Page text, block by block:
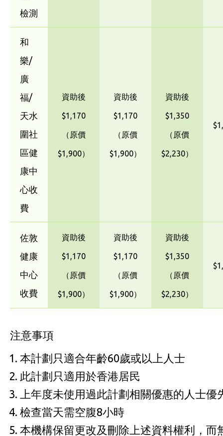
檢測
和
樂/
廣
福/
天水
圍社
區健
康中
心收
費
資助後
$1,170
（原價
$1,900）
資助後
$1,170
（原價
$1,900）
資助後
$1,350
（原價
$2,230）
佐敦
健康
中心
收費
資助後
$1,170
（原價
$1,900）
資助後
$1,170
（原價
$1,900）
資助後
$1,350
（原價
$2,230）
注意事項
本計劃只適合年齡60歲或以上人士
此計劃只適用於香港居民
上年度未使用過此計劃相關優惠的人士優
檢查當天需空腹8小時
本機構保留更改及刪除上述資料權利，而